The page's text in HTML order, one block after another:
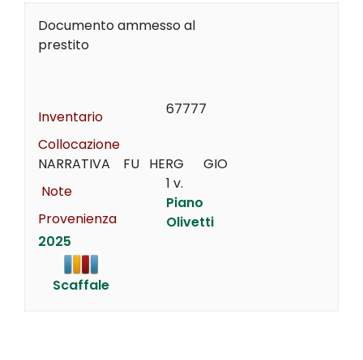
Documento ammesso al
prestito
Inventario
67777
Collocazione
NARRATIVA    FU   HERG      GIO
Note
1 v.
Provenienza
Piano
Olivetti
2025
Scaffale